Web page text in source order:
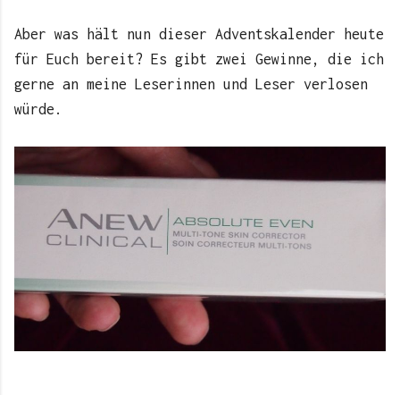
Aber was hält nun dieser Adventskalender heute
für Euch bereit? Es gibt zwei Gewinne, die ich
gerne an meine Leserinnen und Leser verlosen
würde.